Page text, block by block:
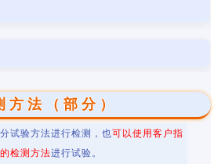
方法（部分）
试验方法进行检测，也可以使用客户指
检测方法进行试验。